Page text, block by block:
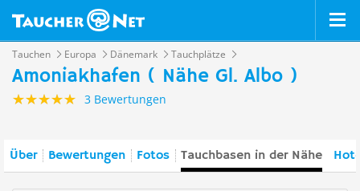
Tauchen Europa Dänemark Tauchplätze
Amoniakhafen ( Nähe Gl. Albo )
3 Bewertungen
Über Bewertungen Fotos Tauchbasen in der Nähe